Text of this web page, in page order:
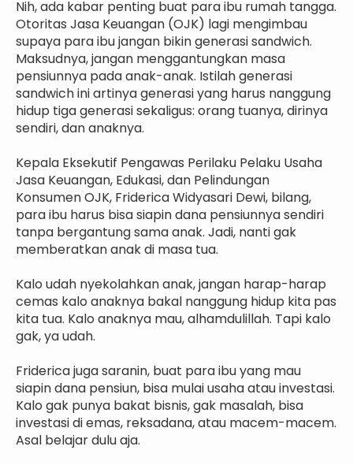
Nih, ada kabar penting buat para ibu rumah tangga.
Otoritas Jasa Keuangan (OJK) lagi mengimbau
supaya para ibu jangan bikin generasi sandwich.
Maksudnya, jangan menggantungkan masa
pensiunnya pada anak-anak. Istilah generasi
sandwich ini artinya generasi yang harus nanggung
hidup tiga generasi sekaligus: orang tuanya, dirinya
sendiri, dan anaknya.
Kepala Eksekutif Pengawas Perilaku Pelaku Usaha
Jasa Keuangan, Edukasi, dan Pelindungan
Konsumen OJK, Friderica Widyasari Dewi, bilang,
para ibu harus bisa siapin dana pensiunnya sendiri
tanpa bergantung sama anak. Jadi, nanti gak
memberatkan anak di masa tua.
Kalo udah nyekolahkan anak, jangan harap-harap
cemas kalo anaknya bakal nanggung hidup kita pas
kita tua. Kalo anaknya mau, alhamdulillah. Tapi kalo
gak, ya udah.
Friderica juga saranin, buat para ibu yang mau
siapin dana pensiun, bisa mulai usaha atau investasi.
Kalo gak punya bakat bisnis, gak masalah, bisa
investasi di emas, reksadana, atau macem-macem.
Asal belajar dulu aja.